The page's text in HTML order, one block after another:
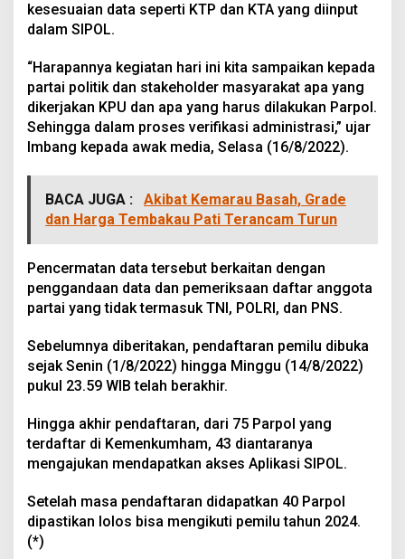
kesesuaian data seperti KTP dan KTA yang diinput
dalam SIPOL.
“Harapannya kegiatan hari ini kita sampaikan kepada
partai politik dan stakeholder masyarakat apa yang
dikerjakan KPU dan apa yang harus dilakukan Parpol.
Sehingga dalam proses verifikasi administrasi,” ujar
Imbang kepada awak media, Selasa (16/8/2022).
BACA JUGA :
Akibat Kemarau Basah, Grade
dan Harga Tembakau Pati Terancam Turun
Pencermatan data tersebut berkaitan dengan
penggandaan data dan pemeriksaan daftar anggota
partai yang tidak termasuk TNI, POLRI, dan PNS.
Sebelumnya diberitakan, pendaftaran pemilu dibuka
sejak Senin (1/8/2022) hingga Minggu (14/8/2022)
pukul 23.59 WIB telah berakhir.
Hingga akhir pendaftaran, dari 75 Parpol yang
terdaftar di Kemenkumham, 43 diantaranya
mengajukan mendapatkan akses Aplikasi SIPOL.
Setelah masa pendaftaran didapatkan 40 Parpol
dipastikan lolos bisa mengikuti pemilu tahun 2024.
(*)